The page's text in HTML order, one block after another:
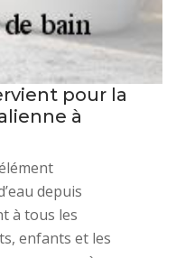
pour la
à
depuis
à tous les
enfants et les